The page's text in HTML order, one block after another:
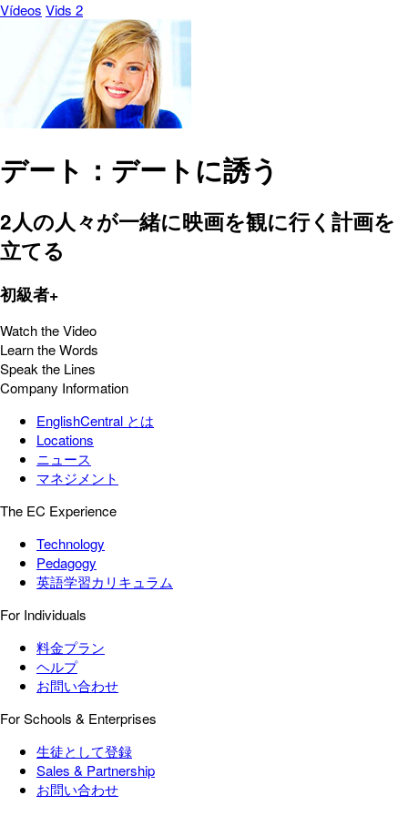
Vídeos Vids 2
デート：デートに誘う
2人の人々が一緒に映画を観に行く計画を
立てる
初級者+
Watch the Video
Learn the Words
Speak the Lines
Company Information
EnglishCentral とは
Locations
ニュース
マネジメント
The EC Experience
Technology
Pedagogy
英語学習カリキュラム
For Individuals
料金プラン
ヘルプ
お問い合わせ
For Schools & Enterprises
生徒として登録
Sales & Partnership
お問い合わせ